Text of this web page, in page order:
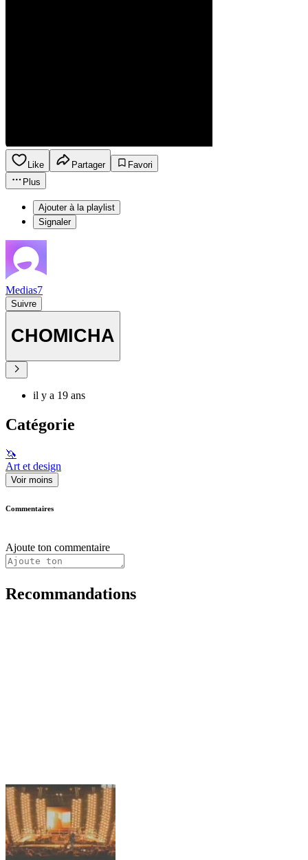
Like Partager
Favori
Plus
Ajouter à la playlist
Signaler
Medias7
Suivre
CHOMICHA
il y a 19 ans
Catégorie
🦄
Art et design
Voir moins
Commentaires
Ajoute ton commentaire
Recommandations